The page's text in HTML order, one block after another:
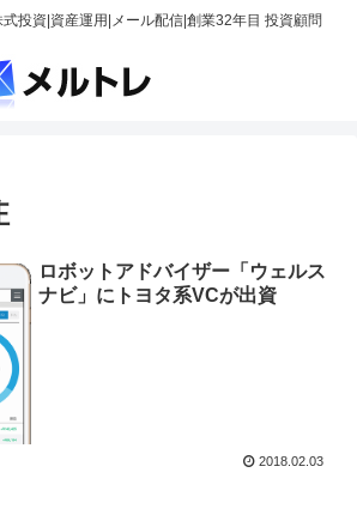
投資|資産運用|メール配信|創業32年目 投資顧問
ロボットアドバイザー「ウェルス
ナビ」にトヨタ系VCが出資
2018.02.03